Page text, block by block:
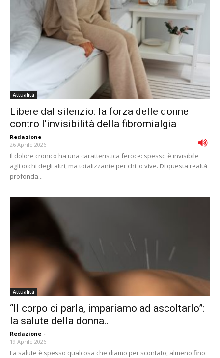
Attualità
Libere dal silenzio: la forza delle donne
contro l’invisibilità della fibromialgia
Redazione -
26 Aprile 2026
Il dolore cronico ha una caratteristica feroce: spesso è invisibile
agli occhi degli altri, ma totalizzante per chi lo vive. Di questa realtà
profonda...
Attualità
“Il corpo ci parla, impariamo ad ascoltarlo”:
la salute della donna...
Redazione -
19 Aprile 2026
La salute è spesso qualcosa che diamo per scontato, almeno fino